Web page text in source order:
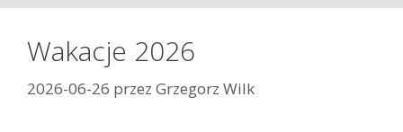
Wakacje 2026
2026-06-26 przez Grzegorz Wilk